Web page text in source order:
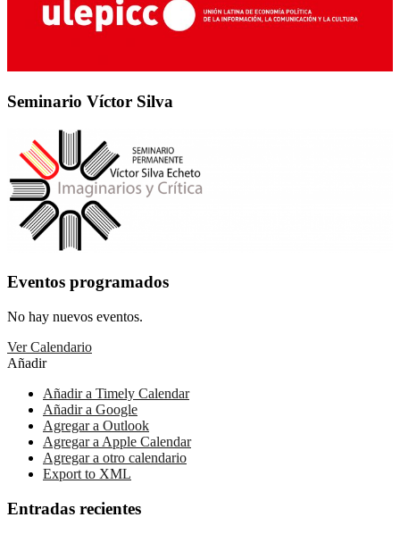
Seminario Víctor Silva
Eventos programados
No hay nuevos eventos.
Ver Calendario
Añadir
Añadir a Timely Calendar
Añadir a Google
Agregar a Outlook
Agregar a Apple Calendar
Agregar a otro calendario
Export to XML
Entradas recientes